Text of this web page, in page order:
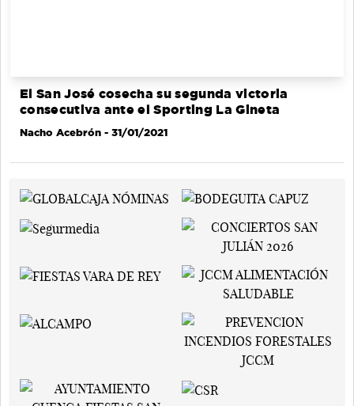
El San José cosecha su segunda victoria
consecutiva ante el Sporting La Gineta
Nacho Acebrón - 31/01/2021